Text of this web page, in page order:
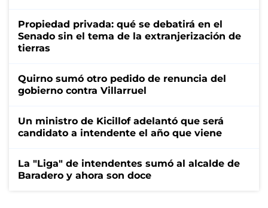
Propiedad privada: qué se debatirá en el
Senado sin el tema de la extranjerización de
tierras
Quirno sumó otro pedido de renuncia del
gobierno contra Villarruel
Un ministro de Kicillof adelantó que será
candidato a intendente el año que viene
La "Liga" de intendentes sumó al alcalde de
Baradero y ahora son doce